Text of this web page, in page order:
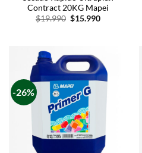
Contract 20KG Mapei
$19.990 $15.990
-26%